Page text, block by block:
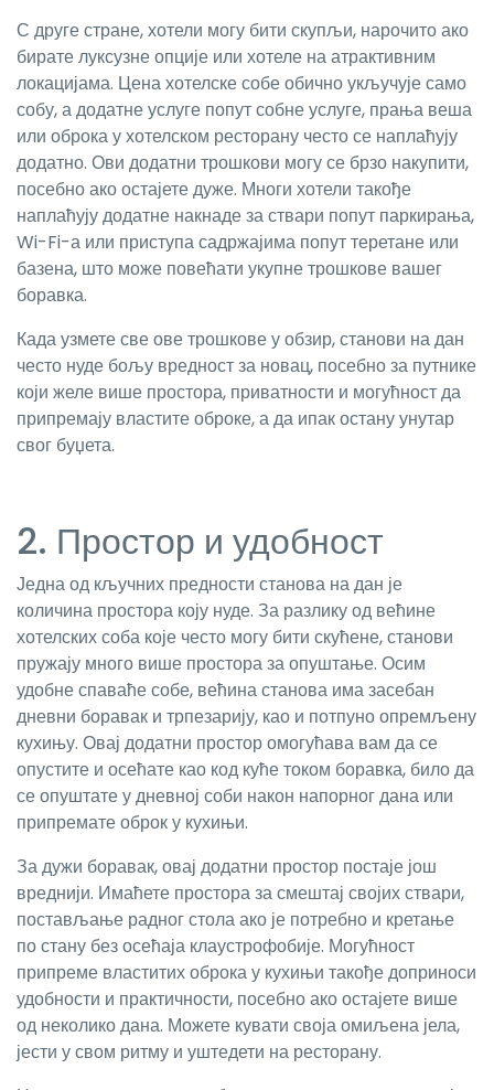
С друге стране, хотели могу бити скупљи, нарочито ако
бирате луксузне опције или хотеле на атрактивним
локацијама. Цена хотелске собе обично укључује само
собу, а додатне услуге попут собне услуге, прања веша
или оброка у хотелском ресторану често се наплаћују
додатно. Ови додатни трошкови могу се брзо накупити,
посебно ако остајете дуже. Многи хотели такође
наплаћују додатне накнаде за ствари попут паркирања,
Wi-Fi-а или приступа садржајима попут теретане или
базена, што може повећати укупне трошкове вашег
боравка.
Када узмете све ове трошкове у обзир, станови на дан
често нуде бољу вредност за новац, посебно за путнике
који желе више простора, приватности и могућност да
припремају властите оброке, а да ипак остану унутар
свог буџета.
2. Простор и удобност
Једна од кључних предности станова на дан је
количина простора коју нуде. За разлику од већине
хотелских соба које често могу бити скућене, станови
пружају много више простора за опуштање. Осим
удобне спаваће собе, већина станова има засебан
дневни боравак и трпезарију, као и потпуно опремљену
кухињу. Овај додатни простор омогућава вам да се
опустите и осећате као код куће током боравка, било да
се опуштате у дневној соби након напорног дана или
припремате оброк у кухињи.
За дужи боравак, овај додатни простор постаје још
вреднији. Имаћете простора за смештај својих ствари,
постављање радног стола ако је потребно и кретање
по стану без осећаја клаустрофобије. Могућност
припреме властитих оброка у кухињи такође доприноси
удобности и практичности, посебно ако остајете више
од неколико дана. Можете кувати своја омиљена јела,
јести у свом ритму и уштедети на ресторану.